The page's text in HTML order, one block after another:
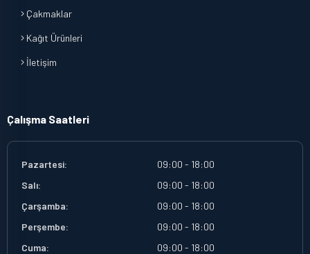
Çakmaklar
Kağıt Ürünleri
İletişim
Çalışma Saatleri
Pazartesi:
09:00 - 18:00
Salı:
09:00 - 18:00
Çarşamba:
09:00 - 18:00
Perşembe:
09:00 - 18:00
Cuma:
09:00 - 18:00